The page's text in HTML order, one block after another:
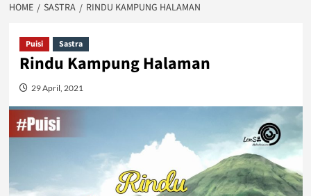
HOME SASTRA RINDU KAMPUNG HALAMAN
Puisi Sastra
Rindu Kampung Halaman
29 April, 2021